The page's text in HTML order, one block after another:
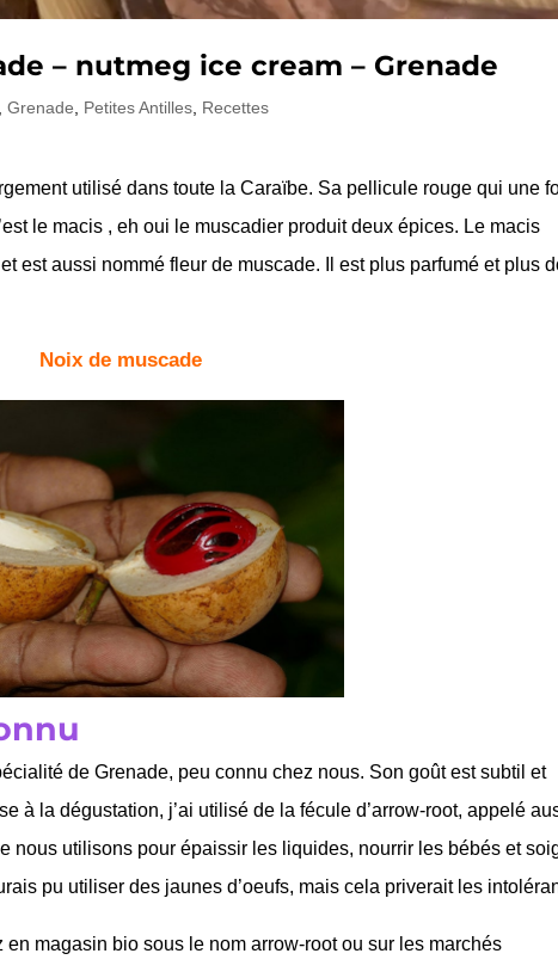
– nutmeg ice cream – Grenade
,Grenade Petites Antilles Recettes
utilisé dans toute la Caraïbe. Sa pellicule rouge qui une
le macis , eh oui le muscadier produit deux épices. Le macis
est aussi nommé fleur de muscade. Il est plus parfumé et plus
Noix de muscade
de Grenade, peu connu chez nous. Son goût est subtil et
à la dégustation, j’ai utilisé de la fécule d’arrow-root, appelé
nous utilisons pour épaissir les liquides, nourrir les bébés et
pu utiliser des jaunes d’oeufs, mais cela priverait les
magasin bio sous le nom arrow-root ou sur les marchés